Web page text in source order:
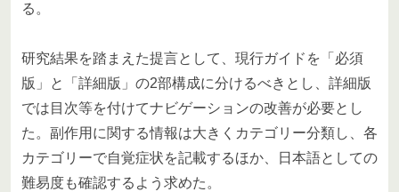
る。
研究結果を踏まえた提言として、現行ガイドを「必須
版」と「詳細版」の2部構成に分けるべきとし、詳細版
では目次等を付けてナビゲーションの改善が必要とし
た。副作用に関する情報は大きくカテゴリー分類し、各
カテゴリーで自覚症状を記載するほか、日本語としての
難易度も確認するよう求めた。